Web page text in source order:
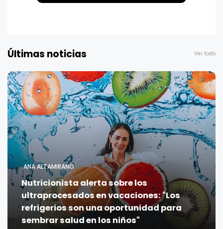
Últimas noticias Ver todo
ANA ALTAMIRANO
Nutricionista alerta sobre los
ultraprocesados en vacaciones: "Los
refrigerios son una oportunidad para
sembrar salud en los niños"